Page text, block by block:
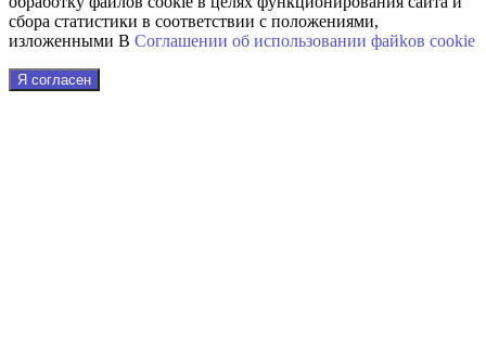
сбора статистики в соответствии с положениями,
изложенными В Соглашении об использовании файkов cookie
Я согласен